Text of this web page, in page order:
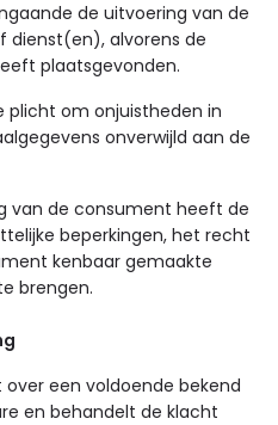
de uitvoering van de
dienst(en), alvorens de
plaatsgevonden.
om onjuistheden in
onverwijld aan de
van de consument heeft de
beperkingen, het recht
kenbaar gemaakte
brengen.
een voldoende bekend
en behandelt de klacht